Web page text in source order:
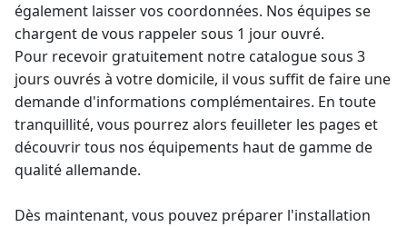
également laisser vos coordonnées. Nos équipes se
chargent de vous rappeler sous 1 jour ouvré.
Pour recevoir gratuitement notre catalogue sous 3
jours ouvrés à votre domicile, il vous suffit de faire une
demande d'informations complémentaires. En toute
tranquillité, vous pourrez alors feuilleter les pages et
découvrir tous nos équipements haut de gamme de
qualité allemande.
Dès maintenant, vous pouvez préparer l'installation